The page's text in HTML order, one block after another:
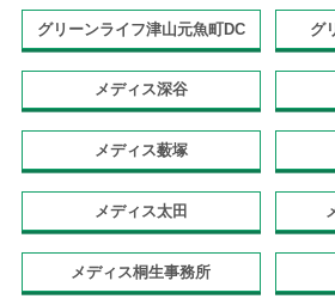
グリーンライフ津山元魚町DC グ
メディス深谷
メディス薮塚
メディス太田
メディス桐生事務所